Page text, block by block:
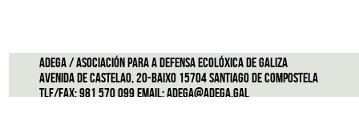
ADEGA / Asociación para a defensa ecolóxica de Galiza
Avenida de Castelao, 20-Baixo 15704 Santiago de Compostela
Tlf/Fax: 981 570 099 Email:adega@adega.gal